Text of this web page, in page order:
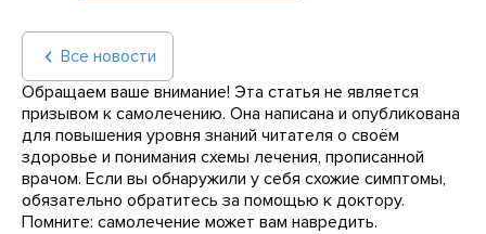
Все новости
Обращаем ваше внимание! Эта статья не является
призывом к самолечению. Она написана и опубликована
для повышения уровня знаний читателя о своём
здоровье и понимания схемы лечения, прописанной
врачом. Если вы обнаружили у себя схожие симптомы,
обязательно обратитесь за помощью к доктору.
Помните: самолечение может вам навредить.